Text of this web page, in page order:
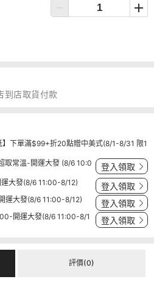
到店取貨付款
】下單滿$99+折20點贈中美式(8/1-8/31 限1
取常溫-開運大發 (8/6 10:0
登入領取
大發(8/6 11:00-8/12) 登入領取
運大發(8/6 11:00-8/12) 登入領取
開運大發(8/6 11:00-8/1
登入領取
評價(0)